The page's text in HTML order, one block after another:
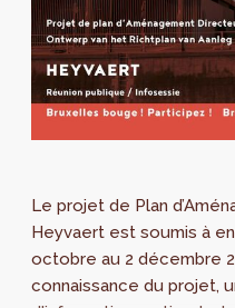
Le projet de Plan
Heyvaert est soumis à
octobre au 2 décembre
connaissance du projet,